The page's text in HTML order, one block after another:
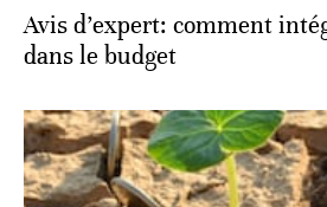
Avis d’expert: comment
dans le budget